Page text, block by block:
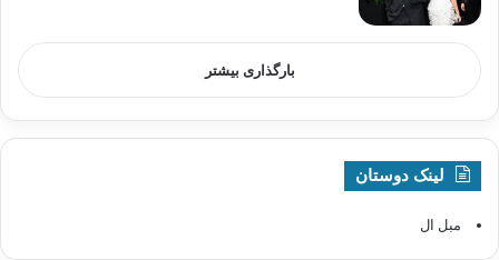
بارگذاری بیشتر
لینک دوستان
مبل ال